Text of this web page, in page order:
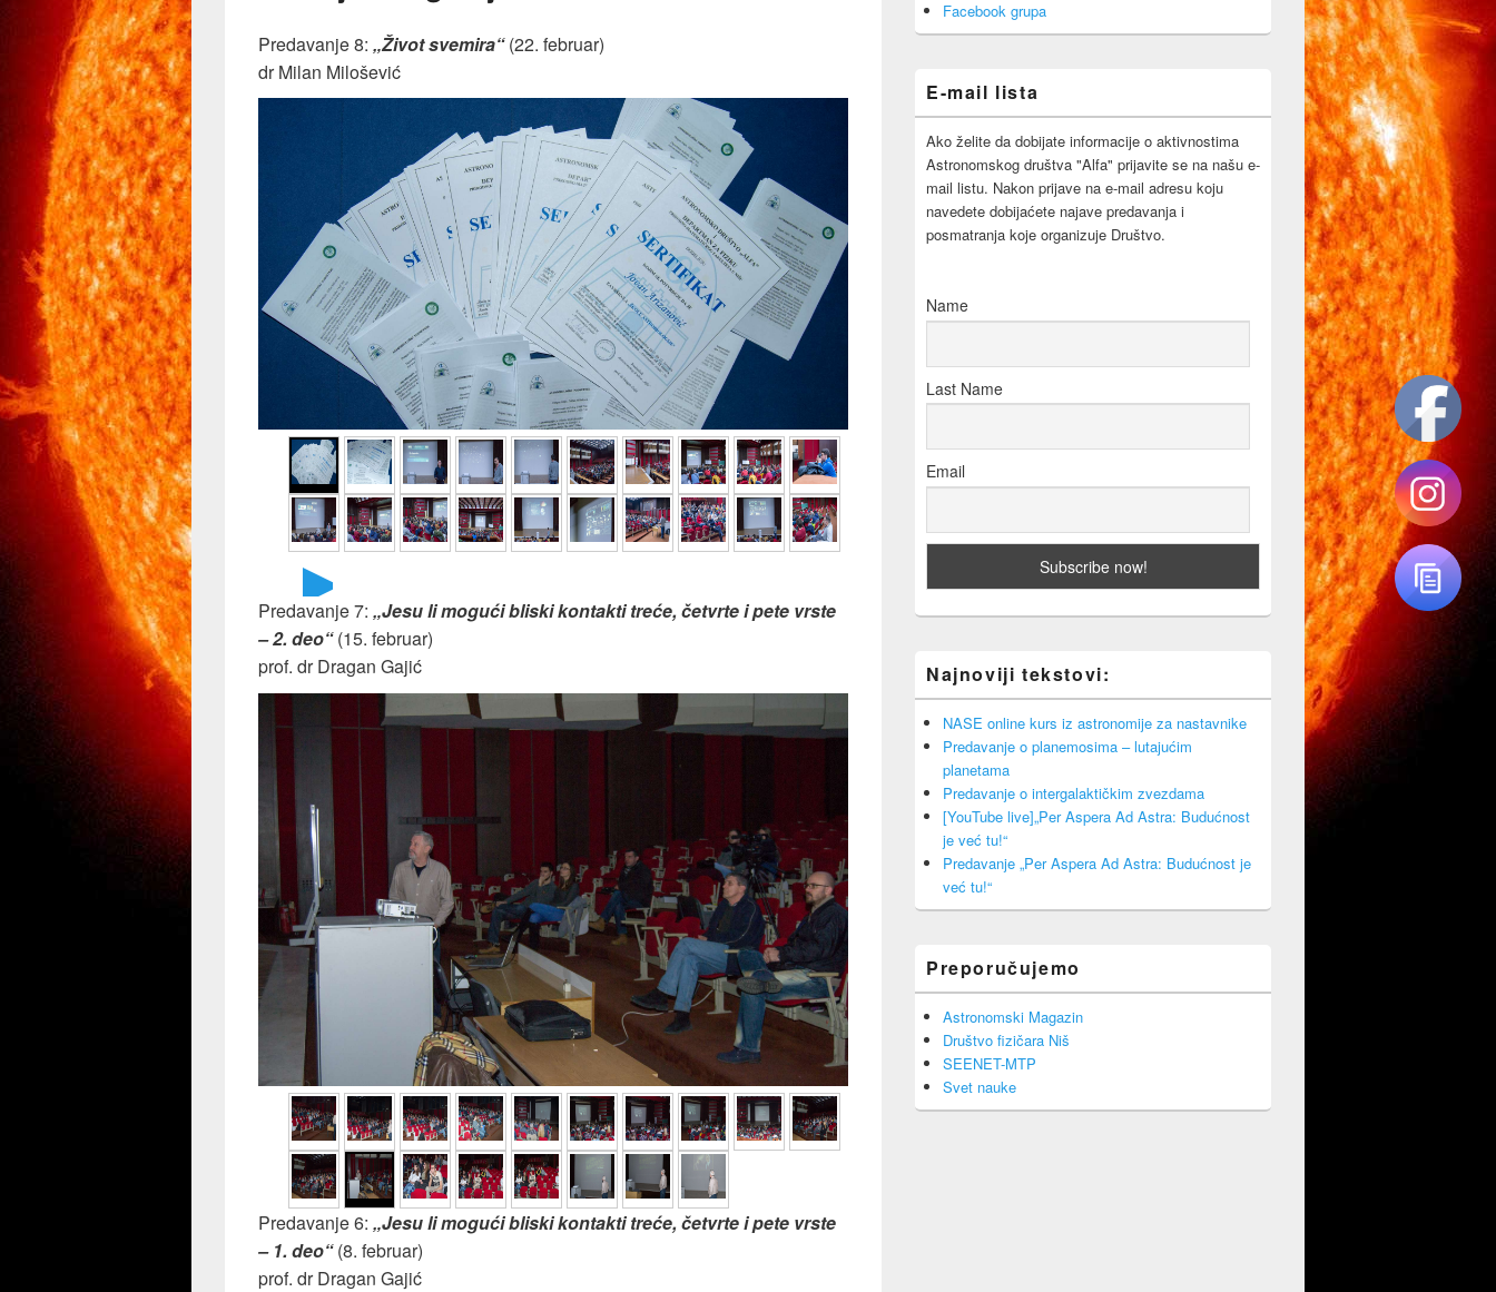
Predavanje 8: „Život svemira“(22. februar)
dr Milan Milošević
►
Predavanje 7: „Jesu li mogući bliski kontakti treće, četvrte i pete vrste
– 2. deo“(15. februar)
prof. dr Dragan Gajić
Predavanje 6: „Jesu li mogući bliski kontakti treće, četvrte i pete vrste
– 1. deo“(8. februar)
prof. dr Dragan Gajić
Area Facebook grupa
E-mail lista
Ako želite da dobijate informacije o aktivnostima
Astronomskog društva "Alfa" prijavite se na našu e-
mail listu. Nakon prijave na e-mail adresu koju
navedete dobijaćete najave predavanja i
posmatranja koje organizuje Društvo.
Name
Last Name
Email
Najnoviji tekstovi:
NASE online kurs iz astronomije za nastavnike
Predavanje o planemosima – lutajućim
planetama
Predavanje o intergalaktičkim zvezdama
[YouTube live]„Per Aspera Ad Astra: Budućnost
je već tu!“
Predavanje „Per Aspera Ad Astra: Budućnost je
već tu!“
Preporučujemo
Astronomski Magazin
Društvo fizičara Niš
SEENET-MTP
Svet nauke